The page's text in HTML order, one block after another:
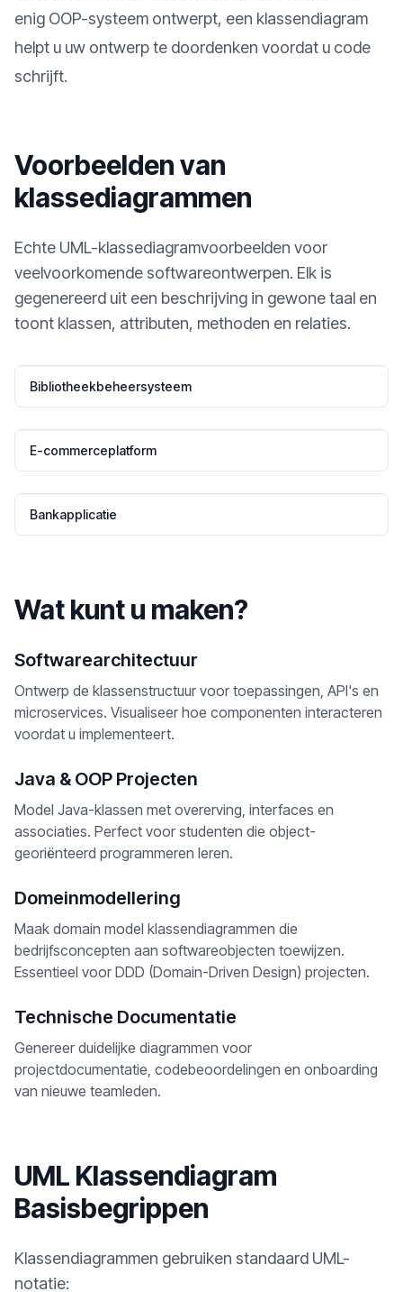
enig OOP-systeem ontwerpt, een klassendiagram
helpt u uw ontwerp te doordenken voordat u code
schrijft.
Voorbeelden van
klassediagrammen
Echte UML-klassediagramvoorbeelden voor
veelvoorkomende softwareontwerpen. Elk is
gegenereerd uit een beschrijving in gewone taal en
toont klassen, attributen, methoden en relaties.
Bibliotheekbeheersysteem
E-commerceplatform
Bankapplicatie
Wat kunt u maken?
Softwarearchitectuur
Ontwerp de klassenstructuur voor toepassingen, API's en
microservices. Visualiseer hoe componenten interacteren
voordat u implementeert.
Java & OOP Projecten
Model Java-klassen met overerving, interfaces en
associaties. Perfect voor studenten die object-
georiënteerd programmeren leren.
Domeinmodellering
Maak domain model klassendiagrammen die
bedrijfsconcepten aan softwareobjecten toewijzen.
Essentieel voor DDD (Domain-Driven Design) projecten.
Technische Documentatie
Genereer duidelijke diagrammen voor
projectdocumentatie, codebeoordelingen en onboarding
van nieuwe teamleden.
UML Klassendiagram
Basisbegrippen
Klassendiagrammen gebruiken standaard UML-
notatie: